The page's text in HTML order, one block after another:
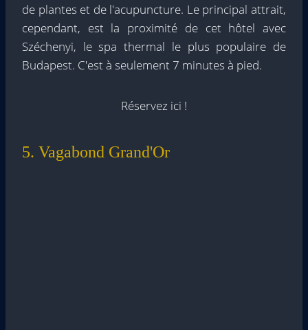
de plantes et de l'acupuncture. Le principal attrait,
cependant, est la proximité de cet hôtel avec
Széchenyi, le spa thermal le plus populaire de
Budapest. C'est à seulement 7 minutes à pied.
Réservez ici !
5. Vagabond Grand'Or